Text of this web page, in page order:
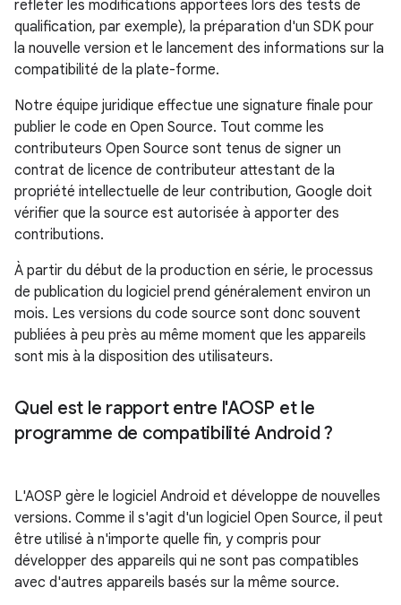
refléter les modifications apportées lors des tests de
qualification, par exemple), la préparation d'un SDK pour
la nouvelle version et le lancement des informations sur la
compatibilité de la plate-forme.
Notre équipe juridique effectue une signature finale pour
publier le code en Open Source. Tout comme les
contributeurs Open Source sont tenus de signer un
contrat de licence de contributeur attestant de la
propriété intellectuelle de leur contribution, Google doit
vérifier que la source est autorisée à apporter des
contributions.
À partir du début de la production en série, le processus
de publication du logiciel prend généralement environ un
mois. Les versions du code source sont donc souvent
publiées à peu près au même moment que les appareils
sont mis à la disposition des utilisateurs.
Quel est le rapport entre l'AOSP et le
programme de compatibilité Android ?
L'AOSP gère le logiciel Android et développe de nouvelles
versions. Comme il s'agit d'un logiciel Open Source, il peut
être utilisé à n'importe quelle fin, y compris pour
développer des appareils qui ne sont pas compatibles
avec d'autres appareils basés sur la même source.